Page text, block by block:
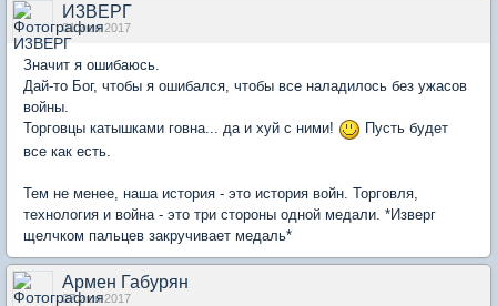
И3ВЕРГ
01 июн 2017
Значит я ошибаюсь.
Дай-то Бог, чтобы я ошибался, чтобы все наладилось без ужасов
войны.
Торговцы катышками говна... да и хуй с ними!
Пусть будет
все как есть.
Тем не менее, наша история - это история войн. Торговля,
технология и война - это три стороны одной медали. *Изверг
щелчком пальцев закручивает медаль*
Армен Габурян
07 июн 2017